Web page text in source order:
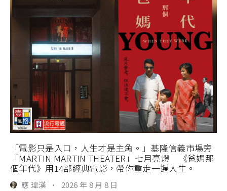
「電影只是入口，人生才是主角。」基隆信義市場旁
「MARTIN MARTIN THEATER」七月亮燈 《爸媽那
個年代》用14部經典電影，帶你重走一遍人生。
應 瑋漢 · 2026 年 8 月 8 日